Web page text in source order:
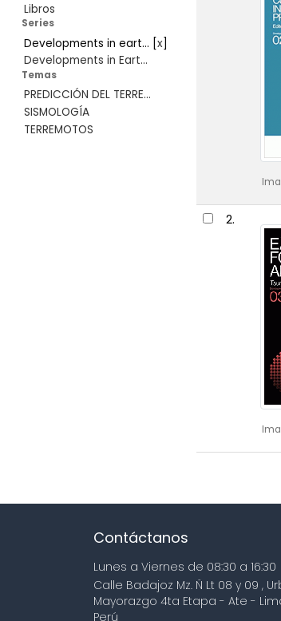
Libros
Series
Developments in eart... [x]
Developments in Eart...
Temas
PREDICCIÓN DEL TERRE...
SISMOLOGÍA
TERREMOTOS
2.
Contáctanos
Lunes a Viernes de 08:30 a 16:30
Calle Badajoz Mz. Ñ Lt 08 y 09 ,
Mayorazgo 4ta Etapa - Ate -
Perú